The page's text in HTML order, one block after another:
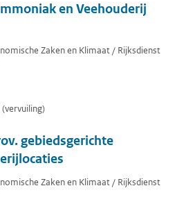
en Veehouderij
Zaken en Klimaat / Rijksdienst
gebiedsgerichte
Zaken en Klimaat / Rijksdienst